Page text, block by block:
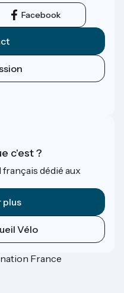
Facebook
c'est ?
français dédié aux
plus
Vélo
France